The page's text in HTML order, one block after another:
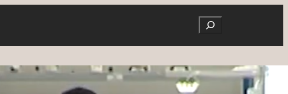
Search